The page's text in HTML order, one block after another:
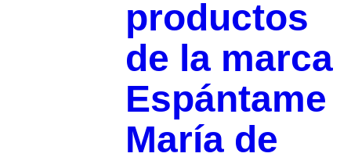
productos
de la marca
Espántame
María de